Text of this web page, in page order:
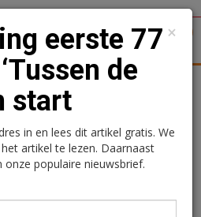
eerste 77
de
start
×
eerste 77
de
start
in en lees dit artikel gratis. We
artikel te lezen. Daarnaast
populaire nieuwsbrief.